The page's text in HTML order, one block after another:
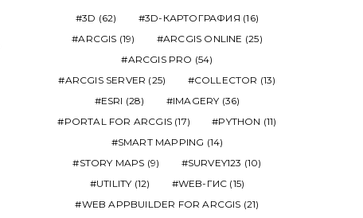
3D (62) 3D-КАРТОГРАФИЯ (16)
ARCGIS (19) ARCGIS ONLINE (25)
ARCGIS PRO (54)
ARCGIS SERVER (25) COLLECTOR (13)
ESRI (28) IMAGERY (36)
PORTAL FOR ARCGIS (17) PYTHON (11)
SMART MAPPING (14)
STORY MAPS (9) SURVEY123 (10)
UTILITY (12) WEB-ГИС (15)
WEB APPBUILDER FOR ARCGIS (21)